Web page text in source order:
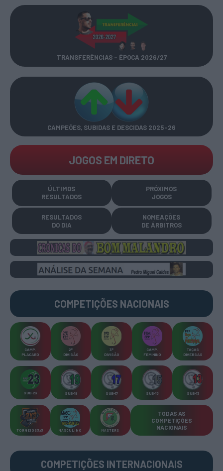
TRANSFERÊNCIAS - ÉPOCA 2026/27
CAMPEÕES, SUBIDAS E DESCIDAS 2025-26
JOGOS EM DIRETO
ÚLTIMOS
RESULTADOS
PRÓXIMOS
JOGOS
RESULTADOS
DO DIA
NOMEAÇÕES
DE ÁRBITROS
COMPETIÇÕES NACIONAIS
CAMP
PLACARD
2ª
DIVISÃO
3ª
DIVISÃO
CAMP
FEMININO
TAÇAS
DIVERSAS
SUB-23 SUB-19 SUB-17 SUB-15 SUB-13
TORNEIOS 3x3 MASCULINO MASTERS
TODAS AS
COMPETIÇÕES
NACIONAIS
COMPETIÇÕES INTERNACIONAIS